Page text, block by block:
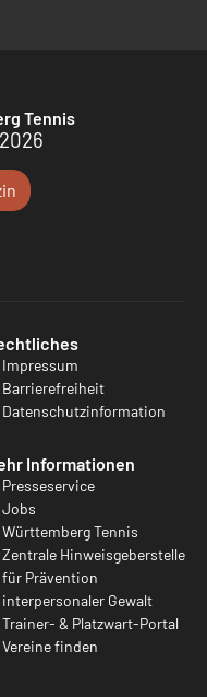
Tennis
Impressum
Barrierefreiheit
Datenschutzinformation
Informationen
Presseservice
Jobs
Württemberg Tennis
Zentrale Hinweisgeberstelle
für Prävention
interpersonaler Gewalt
Trainer- & Platzwart-Portal
Vereine finden